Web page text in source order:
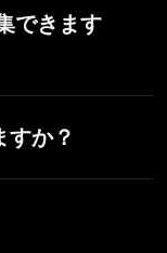
to just
for your own
prompt entered,
only
I can't try
Dec 24, 2025
できます
）、エクスパン
か？
すい操作性であ